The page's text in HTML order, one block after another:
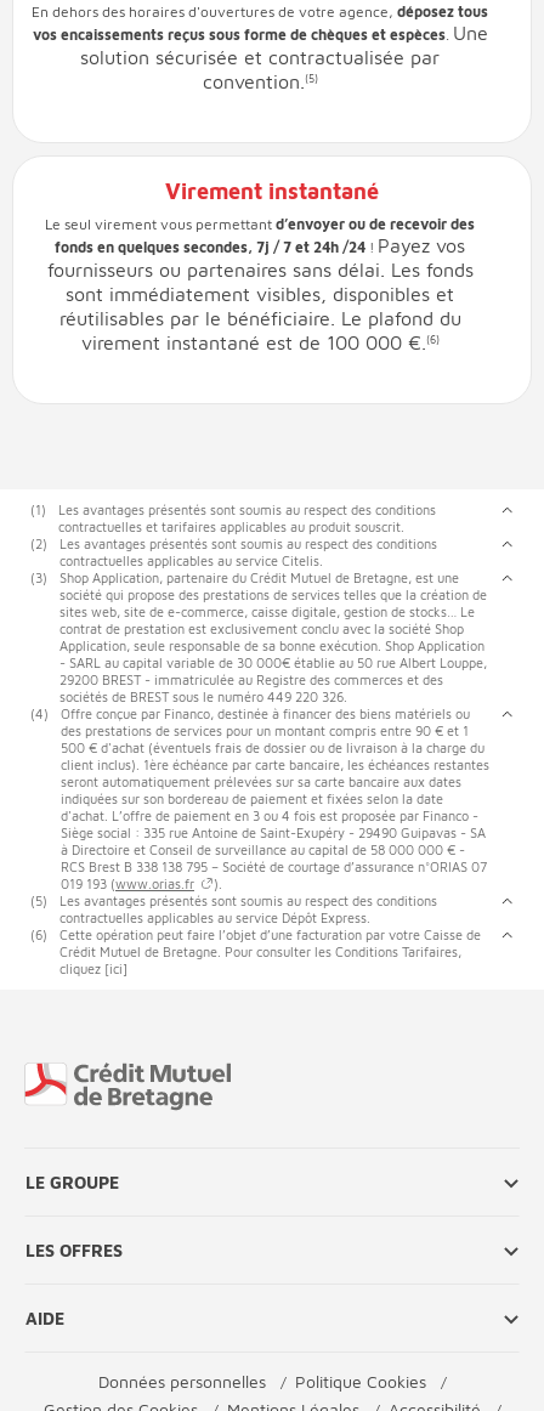
En dehors des horaires d'ouvertures de votre agence, déposez tous
vos encaissements reçus sous forme de chèques et espèces. Une
solution sécurisée et contractualisée par
convention. (5)
Virement instantané
Le seul virement vous permettant d’envoyer ou de recevoir des
fonds en quelques secondes, 7j / 7 et 24h /24 ! Payez vos
fournisseurs ou partenaires sans délai. Les fonds
sont immédiatement visibles, disponibles et
réutilisables par le bénéficiaire. Le plafond du
virement instantané est de 100 000 €. (6)
(1)
Les avantages présentés sont soumis au respect des conditions
contractuelles et tarifaires applicables au produit souscrit.
(2)
Les avantages présentés sont soumis au respect des conditions
contractuelles applicables au service Citelis.
(3)
Shop Application, partenaire du Crédit Mutuel de Bretagne, est une
société qui propose des prestations de services telles que la création de
sites web, site de e-commerce, caisse digitale, gestion de stocks… Le
contrat de prestation est exclusivement conclu avec la société Shop
Application, seule responsable de sa bonne exécution. Shop Application
- SARL au capital variable de 30 000€ établie au 50 rue Albert Louppe,
29200 BREST - immatriculée au Registre des commerces et des
sociétés de BREST sous le numéro 449 220 326.
(4)
Offre conçue par Financo, destinée à financer des biens matériels ou
des prestations de services pour un montant compris entre 90 € et 1
500 € d'achat (éventuels frais de dossier ou de livraison à la charge du
client inclus). 1ère échéance par carte bancaire, les échéances restantes
seront automatiquement prélevées sur sa carte bancaire aux dates
indiquées sur son bordereau de paiement et fixées selon la date
d'achat. L’offre de paiement en 3 ou 4 fois est proposée par Financo -
Siège social : 335 rue Antoine de Saint-Exupéry - 29490 Guipavas - SA
à Directoire et Conseil de surveillance au capital de 58 000 000 € -
RCS Brest B 338 138 795 – Société de courtage d’assurance n°ORIAS 07
019 193 (www.orias.fr
).
(5)
Les avantages présentés sont soumis au respect des conditions
contractuelles applicables au service Dépôt Express.
(6)
Cette opération peut faire l’objet d’une facturation par votre Caisse de
Crédit Mutuel de Bretagne. Pour consulter les Conditions Tarifaires,
cliquez [ici]
LE GROUPE
LES OFFRES
AIDE
Données personnelles
Politique Cookies
Fin de page